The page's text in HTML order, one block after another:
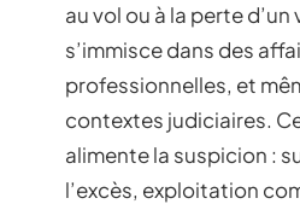
au vol ou à la perte d’un
s’immisce dans des
professionnelles, et
contextes judiciaires.
alimente la suspicion :
l’excès, exploitation